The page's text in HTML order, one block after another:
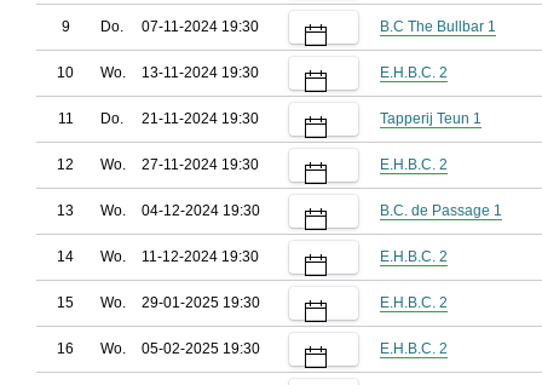
9 Do. 07-11-2024 19:30 B.C The Bullbar 1
10 Wo. 13-11-2024 19:30 E.H.B.C. 2
11 Do. 21-11-2024 19:30 Tapperij Teun 1
12 Wo. 27-11-2024 19:30 E.H.B.C. 2
13 Wo. 04-12-2024 19:30 B.C. de Passage 1
14 Wo. 11-12-2024 19:30 E.H.B.C. 2
15 Wo. 29-01-2025 19:30 E.H.B.C. 2
16 Wo. 05-02-2025 19:30 E.H.B.C. 2